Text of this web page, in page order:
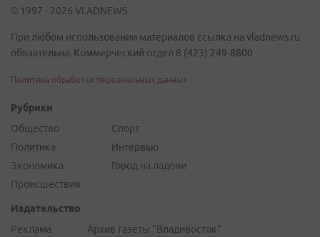
© 1997 - 2026 VLADNEWS
При любом использовании материалов ссылка на vladnews.ru
обязательна. Коммерческий отдел 8 (423) 249-8800
Политика обработки персональных данных
Рубрики
Общество
Политика
Экономика
Происшествия
Спорт
Интервью
Город на ладони
Издательство
Реклама
Архив газеты "Владивосток"